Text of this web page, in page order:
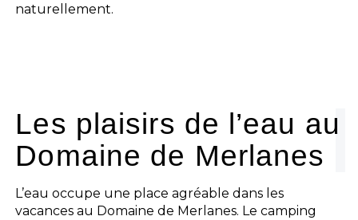
naturellement.
Les plaisirs de l’eau au
Domaine de Merlanes
L’eau occupe une place agréable dans les
vacances au Domaine de Merlanes. Le camping